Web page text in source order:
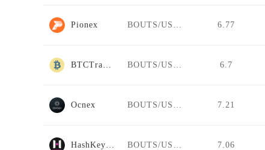
Pionex BOUTS/USDT 6.77
BTCTradeUA BOUTS/USDT 6.7
Ocnex BOUTS/USDT 7.21
HashKey Global BOUTS/USDT 7.06